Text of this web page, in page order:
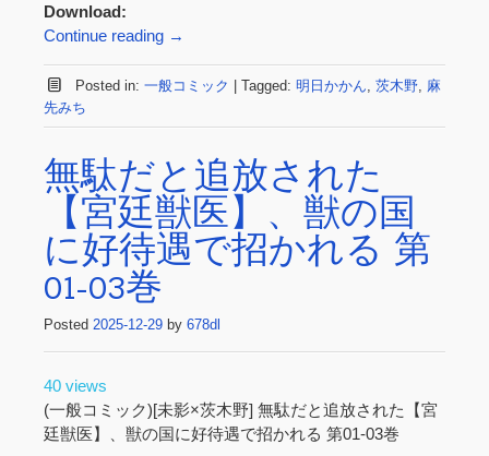
Download:
Continue reading →
Posted in: 一般コミック | Tagged: 明日かかん 茨木野, 麻
先みち
無駄だと追放された
【宮廷獣医】、獣の国
に好待遇で招かれる 第
01-03巻
Posted 2025-12-29 by 678dl
40 views
(一般コミック)[未影×茨木野] 無駄だと追放された【宮
廷獣医】、獣の国に好待遇で招かれる 第01-03巻